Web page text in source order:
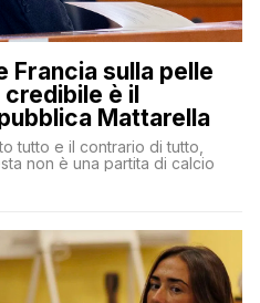
Francia sulla pelle
credibile è il
Mattarella
tutto e il contrario di tutto,
non è una partita di calcio